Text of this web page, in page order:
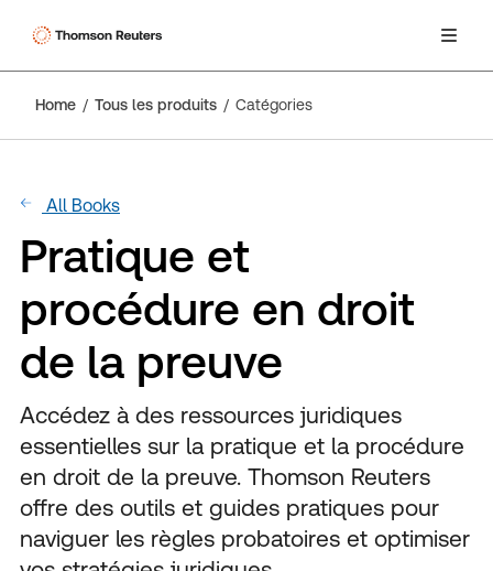
Home Tous les produits Catégories
All Books
Pratique et
procédure en droit
de la preuve
Accédez à des ressources juridiques
essentielles sur la pratique et la procédure
en droit de la preuve. Thomson Reuters
offre des outils et guides pratiques pour
naviguer les règles probatoires et optimiser